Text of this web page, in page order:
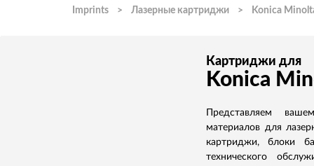
Imprints > Лазерные картриджи > Konica
Картриджи для
Konica
Представляем
материалов для
картриджи, блоки
технического